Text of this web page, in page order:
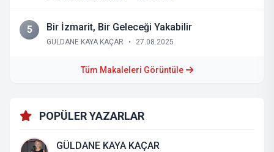
5 Bir İzmarit, Bir Geleceği Yakabilir
GÜLDANE KAYA KAÇAR • 27.08.2025
Tüm Makaleleri Görüntüle
POPÜLER YAZARLAR
GÜLDANE KAYA KAÇAR